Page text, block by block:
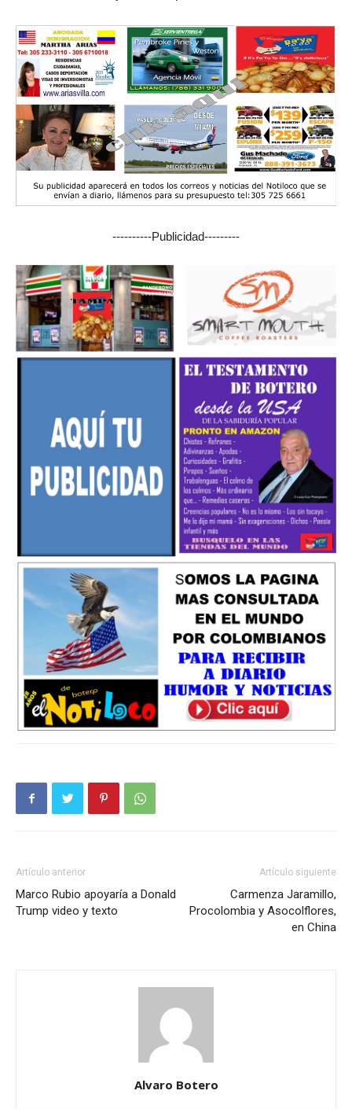
----------Publicidad---------
Artículo anterior
Marco Rubio apoyaría a Donald
Trump video y texto
Artículo siguiente
Carmenza Jaramillo,
Procolombia y Asocolflores,
en China
Alvaro Botero